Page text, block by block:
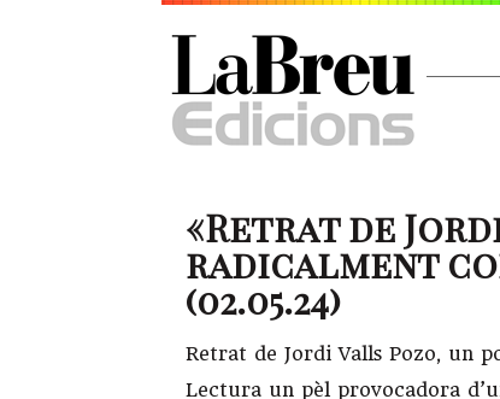
«Retrat de
radicalment
(02.05.24)
Retrat de Jordi Valls Pozo, un
Lectura un pèl provocadora